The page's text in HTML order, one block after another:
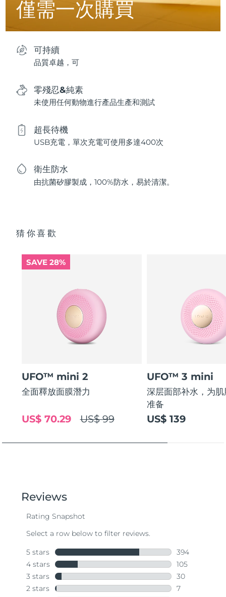
僅需一次購買
可持續
品質卓越，可
零殘忍&純素
未使用任何動物進行產品生產和測試
超長待機
USB充電，單次充電可使用多達400次
衛生防水
由抗菌矽膠製成，100%防水，易於清潔。
猜你喜歡
SAVE 28%
UFO™ mini 2
全面釋放面膜潛力
US$ 99
US$ 70.29
UFO™ 3 mini
深层面部补水，为
准备
US$ 139